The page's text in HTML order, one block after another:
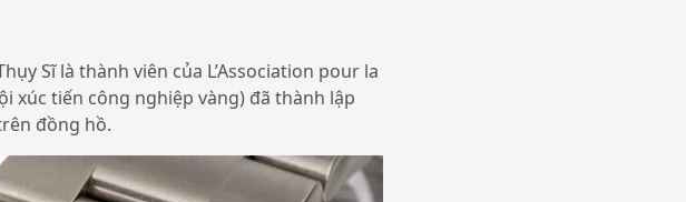
Sĩ là thành viên của L’Association pour la
xúc tiến công nghiệp vàng) đã thành lập
đồng hồ.